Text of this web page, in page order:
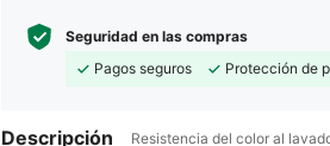
Seguridad en las compras
Pagos seguros
Protección de
Descripción Resistencia del color al